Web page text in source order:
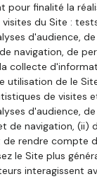
pour finalité la
du Site :
d'audience, de
navigation, de
collecte
utilisation de le
de visites
d'audience, de
de navigation, (ii)
rendre compte
le Site plus
interagissent